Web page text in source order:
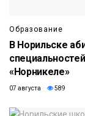
Образование
В Норильске
«Норникеле»
07 августа 589